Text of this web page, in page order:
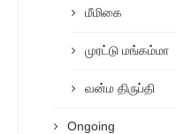
மீமிகை
முரட்டு மங்கம்மா
வன்ம திருப்தி
Ongoing